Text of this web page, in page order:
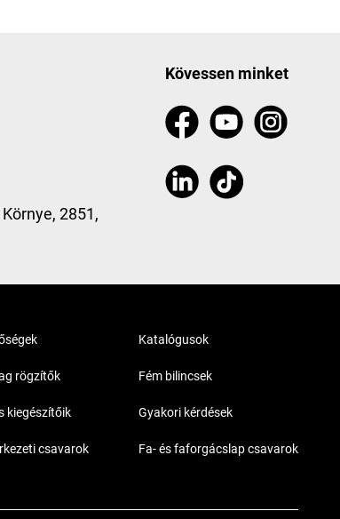
2851,
Kövessen minket
rögzítők
kiegészítőik
csavarok
Katalógusok
Fém bilincsek
Gyakori kérdések
Fa- és faforgácslap csavarok